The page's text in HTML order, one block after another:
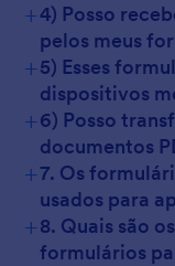
+4) Posso
pelos meus
+5) Esses
dispositivos
+6) Posso
documentos
+7. Os
usados para
+8. Quais são
formulários